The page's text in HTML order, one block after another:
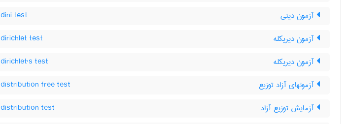
آزمون دینی dini test
آزمون دیریکله dirichlet test
آزمون دیریکله dirichlet's test
آزمونهای آزاد توزیع distribution free test
آزمایش توزیع آزاد distribution test